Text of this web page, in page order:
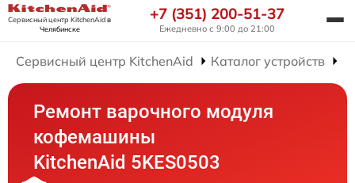
Сервисный центр KitchenAidв
Челябинске
+7 (351) 200-51-37
Ежедневно с 9:00 до 21:00
Сервисный центр KitchenAid Каталог устройств
Ремонт варочного модуля
кофемашины
KitchenAid 5KES0503